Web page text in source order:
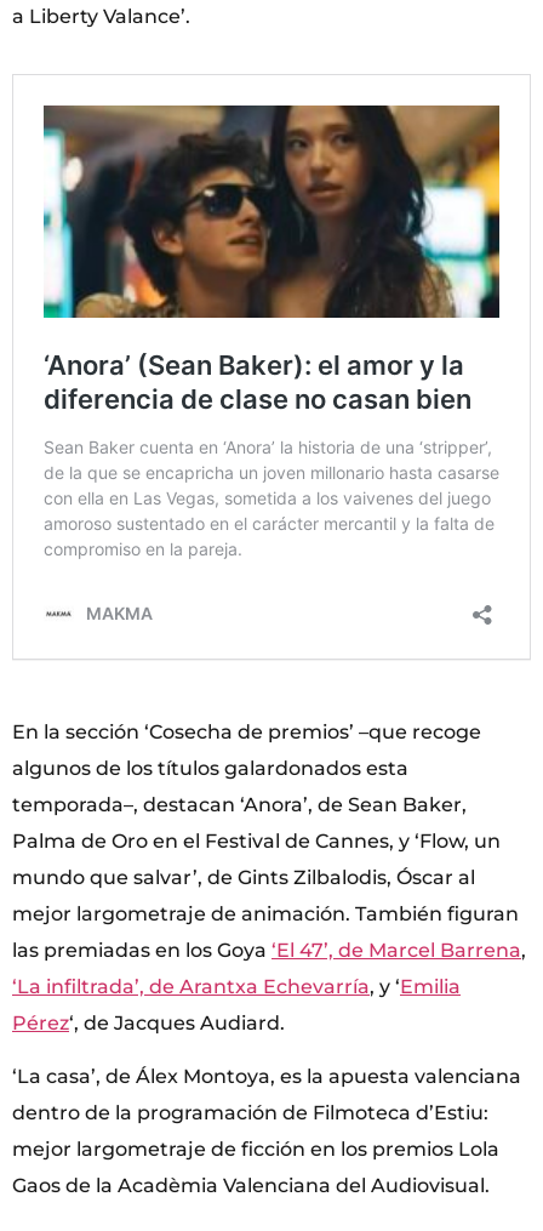
a Liberty Valance’.
En la sección ‘Cosecha de premios’ –que recoge
algunos de los títulos galardonados esta
temporada–, destacan ‘Anora’, de Sean Baker,
Palma de Oro en el Festival de Cannes, y ‘Flow, un
mundo que salvar’, de Gints Zilbalodis, Óscar al
mejor largometraje de animación. También figuran
las premiadas en los Goya ‘El 47’, de Marcel Barrena,
‘La infiltrada’, de Arantxa Echevarría, y ‘Emilia
Pérez‘, de Jacques Audiard.
‘La casa’, de Álex Montoya, es la apuesta valenciana
dentro de la programación de Filmoteca d’Estiu:
mejor largometraje de ficción en los premios Lola
Gaos de la Acadèmia Valenciana del Audiovisual.